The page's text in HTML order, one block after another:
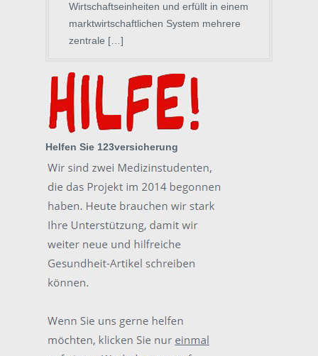
Wirtschaftseinheiten und erfüllt in einem
marktwirtschaftlichen System mehrere
zentrale […]
Helfen Sie 123versicherung